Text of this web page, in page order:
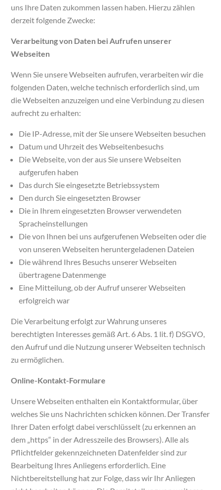
uns Ihre Daten zukommen lassen haben. Hierzu zählen
derzeit folgende Zwecke:
Verarbeitung von Daten bei Aufrufen unserer
Webseiten
Wenn Sie unsere Webseiten aufrufen, verarbeiten wir die
folgenden Daten, welche technisch erforderlich sind, um
die Webseiten anzuzeigen und eine Verbindung zu diesen
aufrecht zu erhalten:
Die IP-Adresse, mit der Sie unsere Webseiten besuchen
Datum und Uhrzeit des Webseitenbesuchs
Die Webseite, von der aus Sie unsere Webseiten
aufgerufen haben
Das durch Sie eingesetzte Betriebssystem
Den durch Sie eingesetzten Browser
Die in Ihrem eingesetzten Browser verwendeten
Spracheinstellungen
Die von Ihnen bei uns aufgerufenen Webseiten oder die
von unseren Webseiten heruntergeladenen Dateien
Die während Ihres Besuchs unserer Webseiten
übertragene Datenmenge
Eine Mitteilung, ob der Aufruf unserer Webseiten
erfolgreich war
Die Verarbeitung erfolgt zur Wahrung unseres
berechtigten Interesses gemäß Art. 6 Abs. 1 lit. f) DSGVO,
den Aufruf und die Nutzung unserer Webseiten technisch
zu ermöglichen.
Online-Kontakt-Formulare
Unsere Webseiten enthalten ein Kontaktformular, über
welches Sie uns Nachrichten schicken können. Der Transfer
Ihrer Daten erfolgt dabei verschlüsselt (zu erkennen an
dem „https“ in der Adresszeile des Browsers). Alle als
Pflichtfelder gekennzeichneten Datenfelder sind zur
Bearbeitung Ihres Anliegens erforderlich. Eine
Nichtbereitstellung hat zur Folge, dass wir Ihr Anliegen